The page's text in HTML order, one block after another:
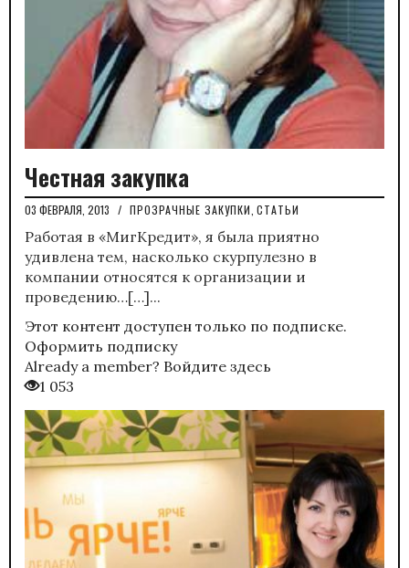
Честная закупка
03 ФЕВРАЛЯ, 2013 / ПРОЗРАЧНЫЕ ЗАКУПКИ СТАТЬИ
Работая в «МигКредит», я была приятно
удивлена тем, насколько скурпулезно в
компании относятся к организации и
проведению…[…]...
Этот контент доступен только по подписке.
Оформить подписку
Already a member? Войдите здесь
1 053